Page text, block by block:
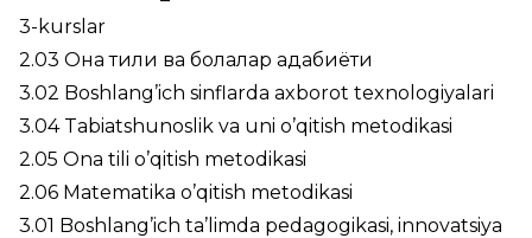
3-kurslar
2.03 Она тили ва болалар адабиёти
3.02 Boshlang’ich sinflarda axborot texnologiyalari
3.04 Tabiatshunoslik va uni o’qitish metodikasi
2.05 Ona tili o’qitish metodikasi
2.06 Matematika o’qitish metodikasi
3.01 Boshlang’ich ta’limda pedagogikasi, innovatsiya